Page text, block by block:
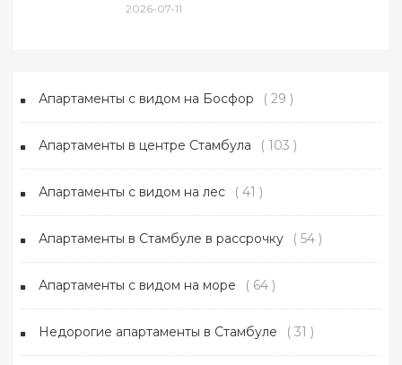
2026-07-11
Апартаменты с видом на Босфор ( 29 )
Апартаменты в центре Стамбула ( 103 )
Апартаменты с видом на лес ( 41 )
Апартаменты в Стамбуле в рассрочку ( 54 )
Апартаменты с видом на море ( 64 )
Недорогие апартаменты в Стамбуле ( 31 )